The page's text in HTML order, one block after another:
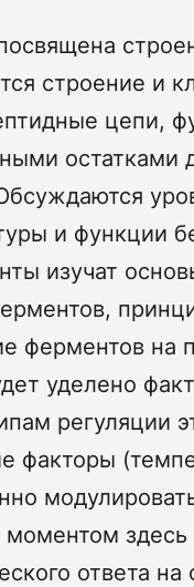
строение и
цепи,
остатками
и функции
изучат
ферментов на
уделено
регуляции
факторы
здесь
ответа